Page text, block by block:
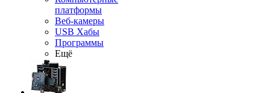
платформы
Веб-камеры
USB Хабы
Программы
Ещё